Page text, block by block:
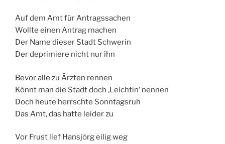
Auf dem Amt für Antragssachen
Wollte einen Antrag machen
Der Name dieser Stadt Schwerin
Der deprimiere nicht nur ihn
Bevor alle zu Ärzten rennen
Könnt man die Stadt doch ‚Leichtin‘ nennen
Doch heute herrschte Sonntagsruh
Das Amt, das hatte leider zu
Vor Frust lief Hansjörg eilig weg